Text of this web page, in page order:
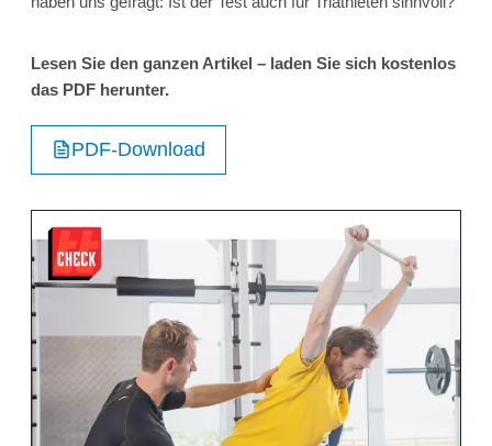
Lesen Sie den ganzen Artikel – laden Sie sich kostenlos
das PDF herunter.
PDF-Download